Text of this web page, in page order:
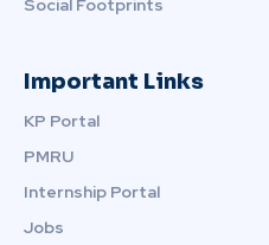
Social Footprints
Important Links
KP Portal
PMRU
Internship Portal
Jobs